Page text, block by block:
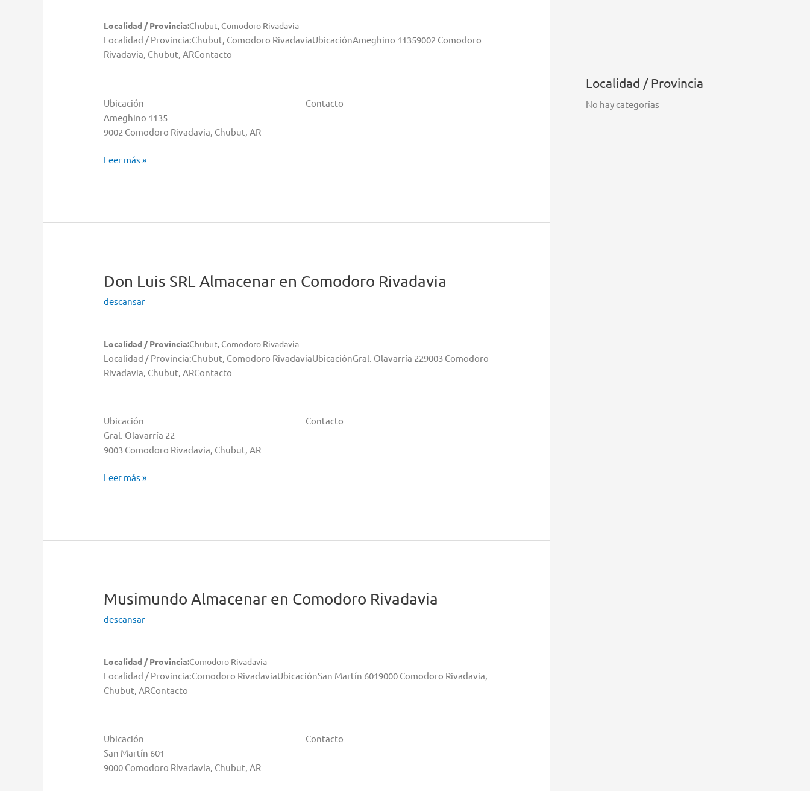
Localidad / Provincia:Chubut, Comodoro Rivadavia
Localidad / Provincia:Chubut, Comodoro RivadaviaUbicaciónAmeghino 11359002 Comodoro
Rivadavia, Chubut, ARContacto
Ubicación
Ameghino 1135
9002 Comodoro Rivadavia, Chubut, AR
Contacto
Zanotti
Rivadavia
Leer más »
Don Luis SRLAlmacenar en Comodoro Rivadavia
descansar
Localidad / Provincia:Chubut, Comodoro Rivadavia
Localidad / Provincia:Chubut, Comodoro RivadaviaUbicaciónGral. Olavarría 229003 Comodoro
Rivadavia, Chubut, ARContacto
Ubicación
Gral. Olavarría 22
9003 Comodoro Rivadavia, Chubut, AR
Contacto
Don
Leer más »
MusimundoAlmacenar en Comodoro Rivadavia
descansar
Localidad / Provincia:Comodoro Rivadavia
Localidad / Provincia:Comodoro RivadaviaUbicaciónSan Martín 6019000 Comodoro Rivadavia,
Chubut, ARContacto
Ubicación
San Martín 601
9000 Comodoro Rivadavia, Chubut, AR
Contacto
Localidad / Provincia
No hay categorías